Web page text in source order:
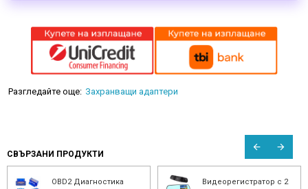
Разгледайте още: Захранващи адаптери
СВЪРЗАНИ ПРОДУКТИ
OBD2 Диагностика
Видеорегистратор с 2